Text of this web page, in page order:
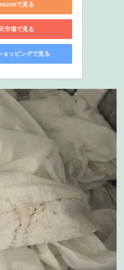
で見る
市場で見る
ョッピングで見る